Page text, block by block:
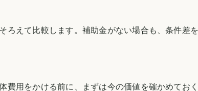
えて比較します。補助金がない場合も、条件差
用をかける前に、まずは今の価値を確かめてお